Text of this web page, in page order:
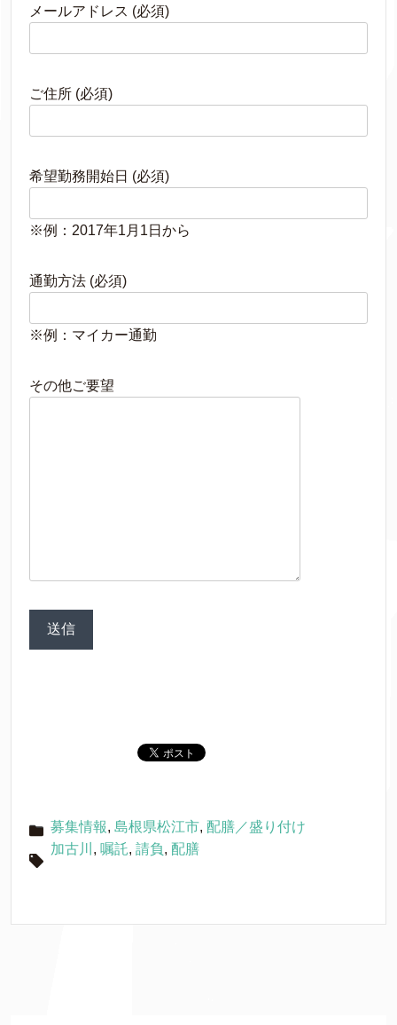
メールアドレス (必須)
ご住所 (必須)
希望勤務開始日 (必須)
※例：2017年1月1日から
通勤方法 (必須)
※例：マイカー通勤
その他ご要望
募集情報, 島根県松江市, 配膳／盛り付け
加古川 , 嘱託, 請負, 配膳